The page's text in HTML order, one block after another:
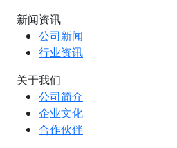
新闻资讯
公司新闻
行业资讯
关于我们
公司简介
企业文化
合作伙伴